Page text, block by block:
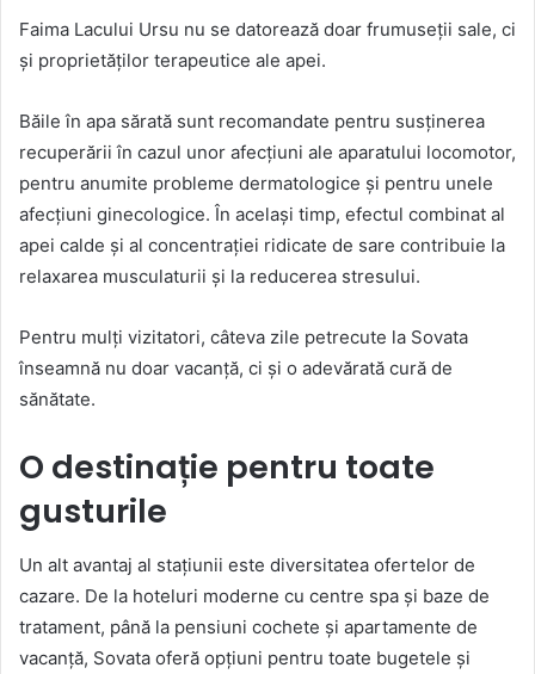
Faima Lacului Ursu nu se datorează doar frumuseții sale, ci
și proprietăților terapeutice ale apei.
Băile în apa sărată sunt recomandate pentru susținerea
recuperării în cazul unor afecțiuni ale aparatului locomotor,
pentru anumite probleme dermatologice și pentru unele
afecțiuni ginecologice. În același timp, efectul combinat al
apei calde și al concentrației ridicate de sare contribuie la
relaxarea musculaturii și la reducerea stresului.
Pentru mulți vizitatori, câteva zile petrecute la Sovata
înseamnă nu doar vacanță, ci și o adevărată cură de
sănătate.
O destinație pentru toate
gusturile
Un alt avantaj al stațiunii este diversitatea ofertelor de
cazare. De la hoteluri moderne cu centre spa și baze de
tratament, până la pensiuni cochete și apartamente de
vacanță, Sovata oferă opțiuni pentru toate bugetele și